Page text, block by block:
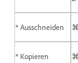
* Ausschneiden
* Kopieren